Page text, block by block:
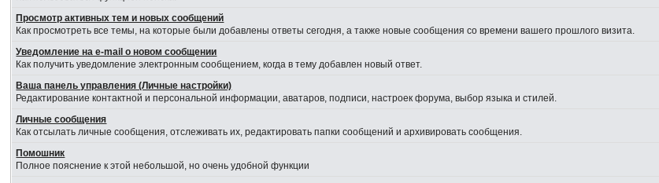
Просмотр активных тем и новых сообщений
Как просмотреть все темы, на которые были добавлены ответы сегодня, а также новые сообщения со времени вашего прошлого визита.
Уведомление на е-mail о новом сообщении
Как получить уведомление электронным сообщением, когда в тему добавлен новый ответ.
Ваша панель управления (Личные настройки)
Редактирование контактной и персональной информации, аватаров, подписи, настроек форума, выбор языка и стилей.
Личные сообщения
Как отсылать личные сообщения, отслеживать их, редактировать папки сообщений и архивировать сообщения.
Помошник
Полное пояснение к этой небольшой, но очень удобной функции